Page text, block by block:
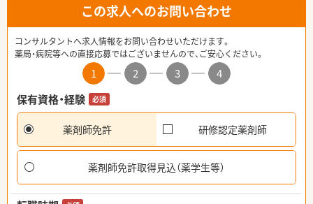
この求人へのお問い合わせ
コンサルタントへ求人情報をお問い合わせいただけます。
薬局・病院等への直接応募ではございませんので、ご安心ください。
1 2 3
4
保有資格・経験
必須
薬剤師免許 研修認定薬剤師
薬剤師免許取得見込（薬学生等）